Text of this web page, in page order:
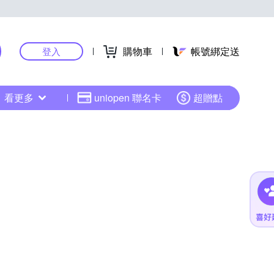
登入 購物車 帳號綁定送
看更多 uniopen 聯名卡 超贈點